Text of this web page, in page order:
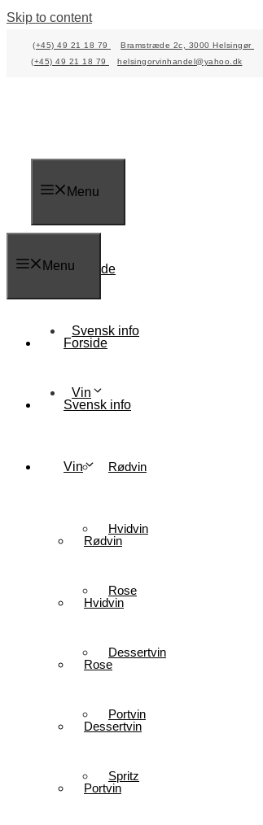
Skip to content
(+45) 49 21 18 79 Bramstræde 2c, 3000 Helsingør
(+45) 49 21 18 79
helsingorvinhandel@yahoo.dk
Menu
Forside
Svensk info
Vin
Rødvin
Hvidvin
Rose
Dessertvin
Portvin
Spritz
Menu
Forside
Svensk info
Vin
Rødvin
Hvidvin
Rose
Dessertvin
Portvin